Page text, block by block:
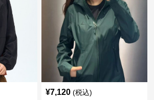
¥7,120 (税込)